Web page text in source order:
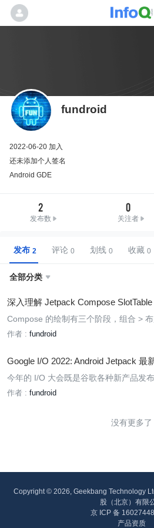
fundroid
2022-06-20 加入
还未添加个人签名
Android GDE
2
发布数
0
关注者
发布 评论 划线 收藏
全部分类 
深入理解 Jetpack Compose
Compose 的绘制有三个阶段，组合 > 布局 > 绘制。从组合到上
一系列过程中主要是依靠 SlotTable 系统
Node 树的更新，实现 UI 重新渲染。
作者 : fundroid
Google I/O 2022: Android
今年的 I/O 大会既是谷歌各种新产品发
的技术交流会。不少 Android 开发者希
作者 : fundroid
没有更多了
Copyright © 2026, Geekbang Technology
股（北京）有限
京 ICP 备
产品资质